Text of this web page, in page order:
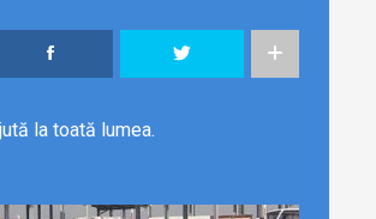
la toată lumea.